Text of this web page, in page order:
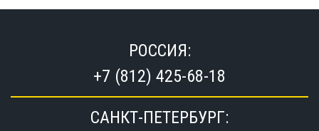
РОССИЯ:
+7 (812) 425-68-18
САНКТ-ПЕТЕРБУРГ: